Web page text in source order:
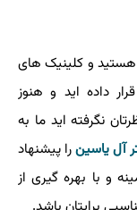
هستید و کلینیک های
داده اید و هنوز
نگرفته اید ما به
آل یاسینرا پیشنهاد
و با بهره گیری از